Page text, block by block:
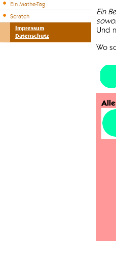
Ein Mathe-Tag
Scratch
Impressum
Datenschutz
Ein
Und
Wo